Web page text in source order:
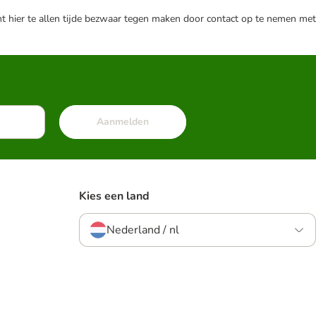
te allen tijde bezwaar tegen maken door contact op te nemen met
Aanmelden
Kies een land
Nederland / nl